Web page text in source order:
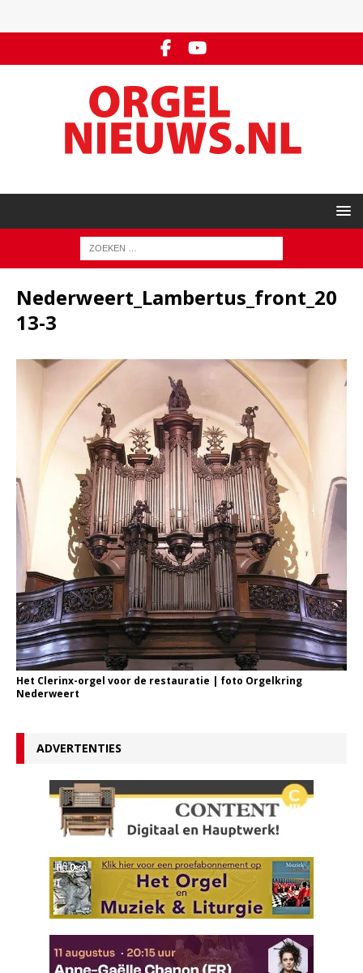
Nederweert_Lambertus_front_20
13-3
Het Clerinx-orgel voor de restauratie | foto Orgelkring
Nederweert
ADVERTENTIES